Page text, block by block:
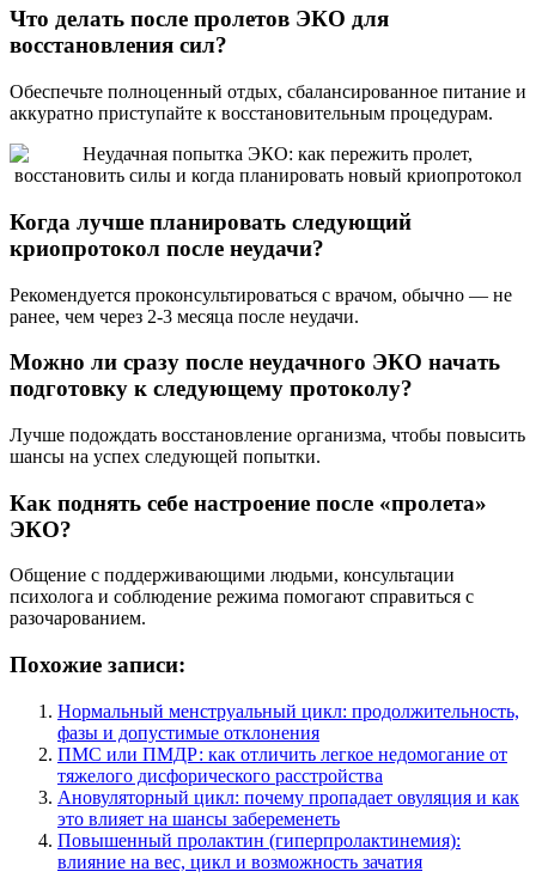
Что делать после пролетов ЭКО для
восстановления сил?
Обеспечьте полноценный отдых, сбалансированное питание и
аккуратно приступайте к восстановительным процедурам.
Когда лучше планировать следующий
криопротокол после неудачи?
Рекомендуется проконсультироваться с врачом, обычно — не
ранее, чем через 2-3 месяца после неудачи.
Можно ли сразу после неудачного ЭКО начать
подготовку к следующему протоколу?
Лучше подождать восстановление организма, чтобы повысить
шансы на успех следующей попытки.
Как поднять себе настроение после «пролета»
ЭКО?
Общение с поддерживающими людьми, консультации
психолога и соблюдение режима помогают справиться с
разочарованием.
Похожие записи:
Нормальный менструальный цикл: продолжительность,
фазы и допустимые отклонения
ПМС или ПМДР: как отличить легкое недомогание от
тяжелого дисфорического расстройства
Ановуляторный цикл: почему пропадает овуляция и как
это влияет на шансы забеременеть
Повышенный пролактин (гиперпролактинемия):
влияние на вес, цикл и возможность зачатия